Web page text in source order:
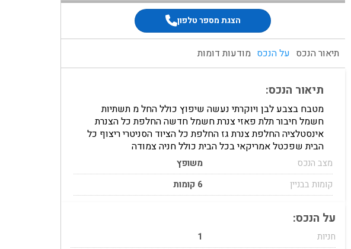
הצגת מספר טלפון
תיאור הנכס על הנכס מודעות דומות
תיאור הנכס:
מטבח בצבע לבן ויוקרתי נעשה שיפוץ כולל החל מ תשתיות
חשמל חיבור תלת פאזי צנרת חשמל חדשה החלפת כל הצנרת
אינסטלציה החלפת צנרת גז החלפת כל הציוד הסניטרי ריצוף כל
הבית שפכטל אמריקאי בכל הבית כולל חניה צמודה
מצב הנכס
משופץ
קומות בבניין
6 קומות
על הנכס:
חניות 1